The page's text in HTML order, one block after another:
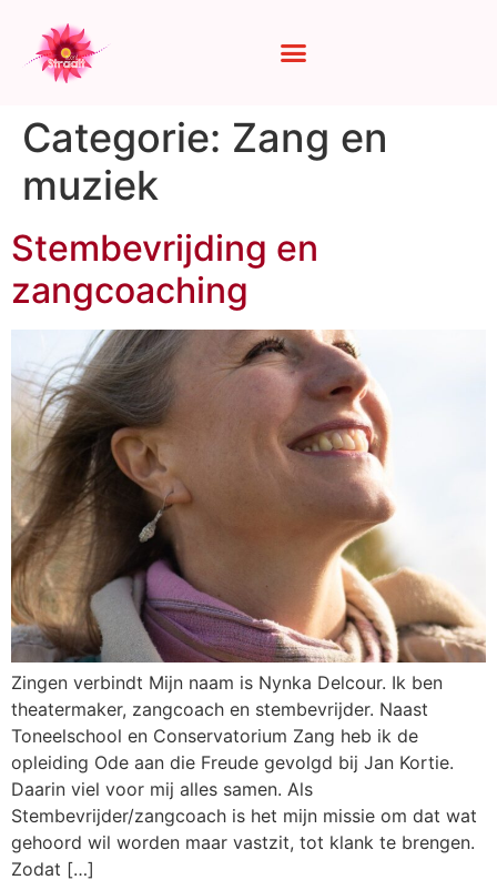
Categorie: Zang en
muziek
Stembevrijding en
zangcoaching
Zingen verbindt Mijn naam is Nynka Delcour. Ik ben
theatermaker, zangcoach en stembevrijder. Naast
Toneelschool en Conservatorium Zang heb ik de
opleiding Ode aan die Freude gevolgd bij Jan Kortie.
Daarin viel voor mij alles samen. Als
Stembevrijder/zangcoach is het mijn missie om dat wat
gehoord wil worden maar vastzit, tot klank te brengen.
Zodat […]